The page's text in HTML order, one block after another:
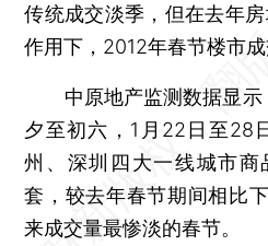
传统成交淡季，但在去年
作用下，2012年春节楼市成
中原地产监测数据显示
夕至初六，1月22日至28
州、深圳四大一线城市商
套，较去年春节期间相比
来成交量最惨淡的春节。